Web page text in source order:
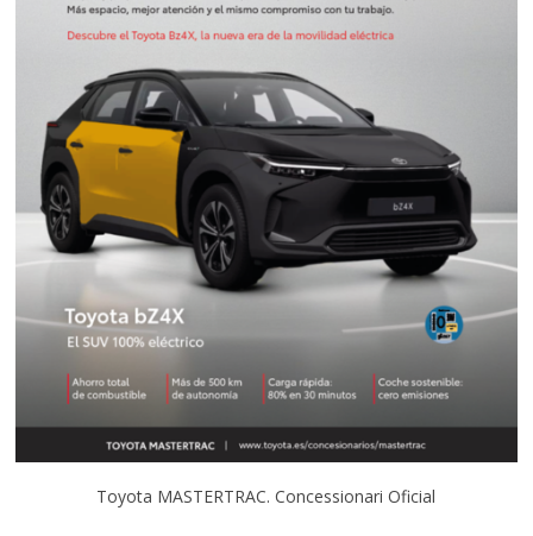
Toyota MASTERTRAC. Concessionari Oficial